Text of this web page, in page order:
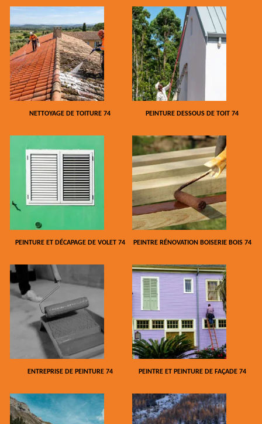
NETTOYAGE DE TOITURE 74 PEINTURE DESSOUS DE TOIT 74
PEINTURE ET DÉCAPAGE DE VOLET 74 PEINTRE RÉNOVATION BOISERIE BOIS 74
ENTREPRISE DE PEINTURE 74 PEINTRE ET PEINTURE DE FAÇADE 74